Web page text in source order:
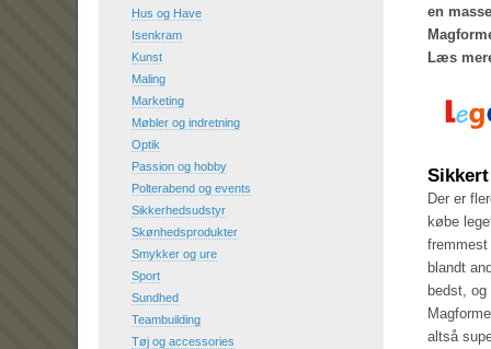
en
Læs
Der er
købe
blandt
bedst,
altså
Hus og Have
Isenkram
Kunst
Maling
Marketing
Møbler og indretning
Optik
Passion og hobby
Polterabend og events
Sikkerhedsudstyr
Skønhedsprodukter
Smykker og ure
Sport
Sundhed
Teambuilding
Tøj og accessories